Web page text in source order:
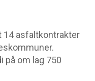
14 asfaltkontrakter
på om lag 750